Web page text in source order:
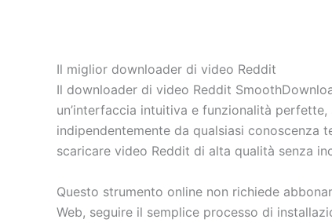
Il miglior downloader di video Reddit
Il downloader di video Reddit
un’interfaccia intuitiva e funzionalità
indipendentemente da qualsiasi conoscenza
scaricare video Reddit di alta qualità senza
Questo strumento online non richiede
Web, seguire il semplice processo di